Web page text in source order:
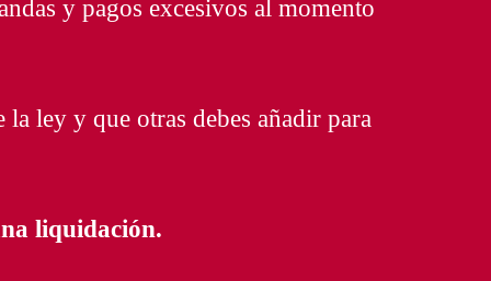
y pagos excesivos al momento
ley y que otras debes añadir para
liquidación.